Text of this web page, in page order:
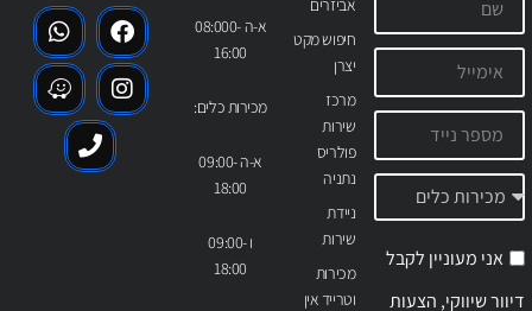
אביזרים
חיפוש מקט
יצרן
מרכז
שירות
פולריס
נתניה
ניידת
שירות
מכירות
וטרייד אין
א-ה 08:000-
16:00
מכירות כלים:
א-ה 09:00-
18:00
ו 09:00-
18:00
אני מעוניין לקבל
דיוור שיווקי, הצעות